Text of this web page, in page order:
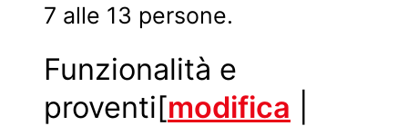
7 alle 13 persone.
Funzionalità e
proventi[modifica